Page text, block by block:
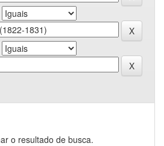
o resultado de busca.